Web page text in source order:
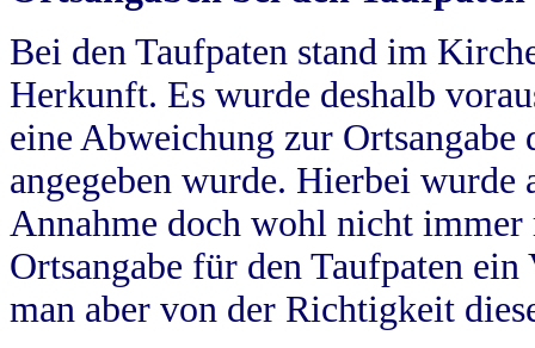
Bei den Taufpaten stand im
Herkunft. Es wurde deshalb
eine Abweichung zur
angegeben wurde. Hierbei wurde
Annahme doch wohl nicht
Ortsangabe für den Taufpaten
man aber von der Richtigkeit